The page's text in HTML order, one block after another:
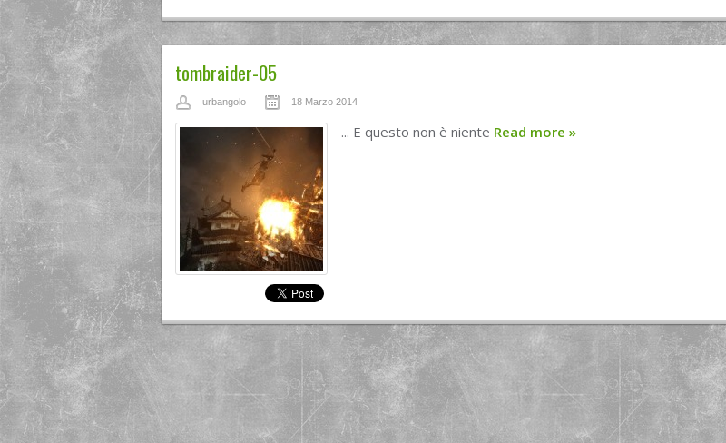
tombraider-05
urbangolo 18 Marzo 2014
... E questo non è niente Read more »